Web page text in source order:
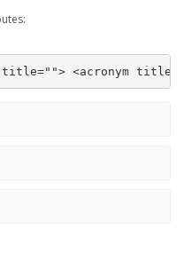
<acronym